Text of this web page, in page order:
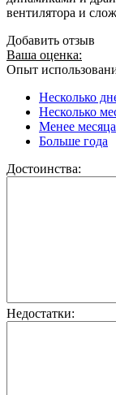
вентилятора и
Добавить отзыв
Ваша оценка:
Опыт
Несколько
Несколько
Менее месяца
Больше года
Достоинства:
Недостатки: